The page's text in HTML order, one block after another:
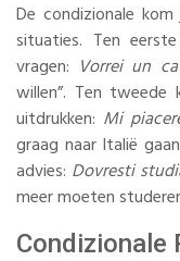
De condizionale
situaties. Ten
vragen: Vorrei un
willen”. Ten
uitdrukken: Mi
graag naar Italië
advies: Dovresti
meer moeten
Condizionale